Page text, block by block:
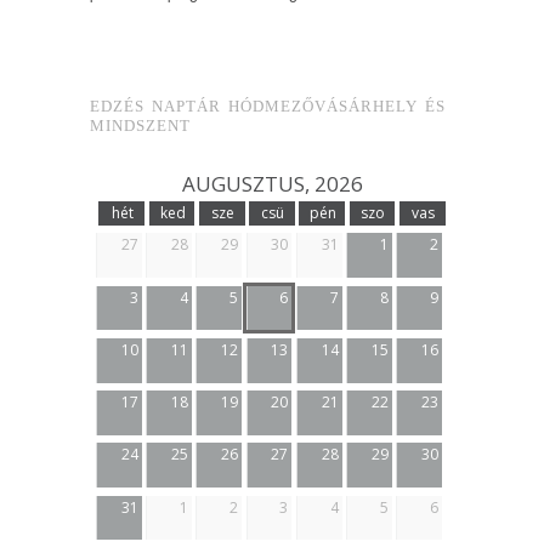
EDZÉS NAPTÁR HÓDMEZŐVÁSÁRHELY ÉS
MINDSZENT
AUGUSZTUS, 2026
hét ked sze csü pén szo
vas
27
28 29 30 31 1 2
3 4 5 6 7 8 9
10 11 12 13 14 15 16
17 18 19 20 21 22 23
24 25 26 27 28 29 30
31 1 2 3 4 5 6